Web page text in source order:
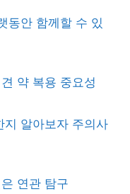
동안 함께할 수 있
약 복용 중요성
지 알아보자 주의사
연관 탐구